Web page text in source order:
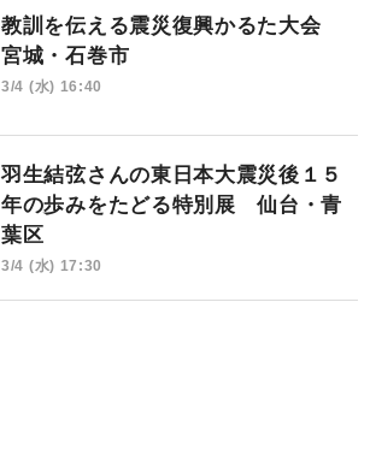
教訓を伝える震災復興かるた大会
宮城・石巻市
3/4 (水) 16:40
羽生結弦さんの東日本大震災後１５
年の歩みをたどる特別展 仙台・青
葉区
3/4 (水) 17:30